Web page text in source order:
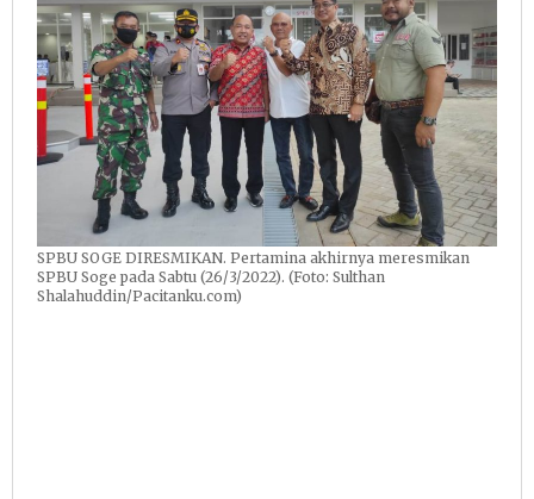
SPBU SOGE DIRESMIKAN. Pertamina akhirnya meresmikan
SPBU Soge pada Sabtu (26/3/2022). (Foto: Sulthan
Shalahuddin/Pacitanku.com)